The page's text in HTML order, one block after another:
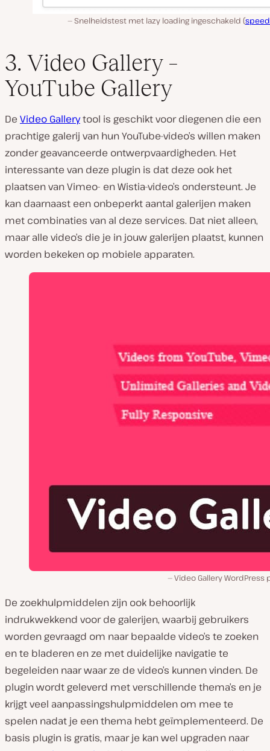
Snelheidstest met lazy loading ingeschakeld (
3. Video Gallery –
YouTube Gallery
De Video Gallerytool is geschikt voor diegenen die een
prachtige galerij van hun YouTube-video’s willen maken
zonder geavanceerde ontwerpvaardigheden. Het
interessante van deze plugin is dat deze ook het
plaatsen van Vimeo- en Wistia-video’s ondersteunt. Je
kan daarnaast een onbeperkt aantal galerijen maken
met combinaties van al deze services. Dat niet alleen,
maar alle video’s die je in jouw galerijen plaatst, kunnen
worden bekeken op mobiele apparaten.
Video Gallery WordPress
De zoekhulpmiddelen zijn ook behoorlijk
indrukwekkend voor de galerijen, waarbij gebruikers
worden gevraagd om naar bepaalde video’s te zoeken
en te bladeren en ze met duidelijke navigatie te
begeleiden naar waar ze de video’s kunnen vinden. De
plugin wordt geleverd met verschillende thema’s en je
krijgt veel aanpassingshulpmiddelen om mee te
spelen nadat je een thema hebt geïmplementeerd. De
basis plugin is gratis, maar je kan wel upgraden naar